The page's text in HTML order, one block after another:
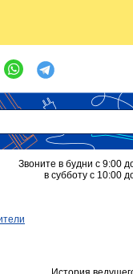
Звоните в будни с 9:00
в субботу с 10:00